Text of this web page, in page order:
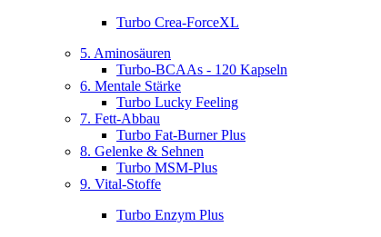
Turbo Crea-ForceXL
5. Aminosäuren
Turbo-BCAAs - 120 Kapseln
6. Mentale Stärke
Turbo Lucky Feeling
7. Fett-Abbau
Turbo Fat-Burner Plus
8. Gelenke & Sehnen
Turbo MSM-Plus
9. Vital-Stoffe
Turbo Enzym Plus